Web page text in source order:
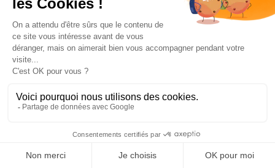
-21%
Prix
Prix
base
2 991,55 € HT 2361€83HT